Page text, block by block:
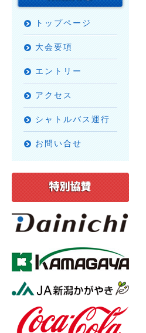
トップページ
大会要項
エントリー
アクセス
シャトルバス運行
お問い合せ